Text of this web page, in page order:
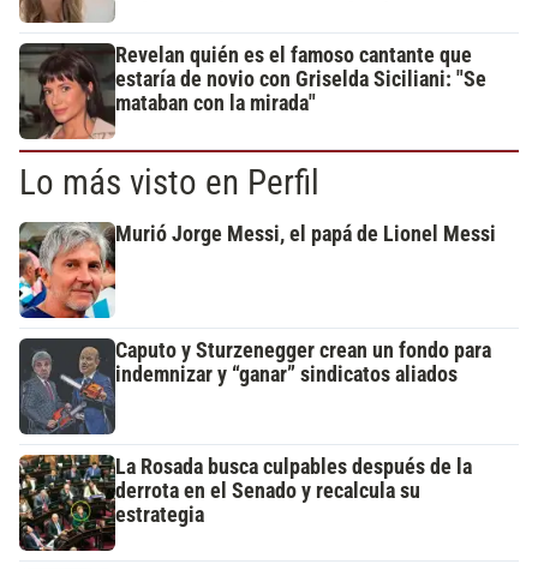
Revelan quién es el famoso cantante que
estaría de novio con Griselda Siciliani: "Se
mataban con la mirada"
Lo más visto en Perfil
Murió Jorge Messi, el papá de Lionel Messi
Caputo y Sturzenegger crean un fondo para
indemnizar y “ganar” sindicatos aliados
La Rosada busca culpables después de la
derrota en el Senado y recalcula su
estrategia